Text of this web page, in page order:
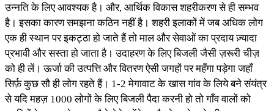
उन्नति के लिए आवश्यक है। और, आर्थिक विकास शहरीकरण से ही सम्भव
है। इसका कारण समझना कठिन नहीं है। शहरी इलाकों में जब अधिक लोग
एक ही स्थान पर इकट्ठा हो जाते हैं तो माल और सेवाओं का प्रदाय ज़्यादा
प्रभावी और सस्ता हो जाता है। उदाहरण के लिए बिजली जैसी ज़रूरी चीज़
को ही लें। ऊर्जा की उत्पत्ति और वितरण ऐसी जगहों पर महँगा पड़ेगा जहाँ
सिर्फ़ कुछ सौ ही लोग रहते हैं। 1-2 मेगावाट के खास गांव के लिये बने संयंत्र
से यदि महज़ 1000 लोगों के लिए बिजली पैदा करनी हो तो गाँव वालों को